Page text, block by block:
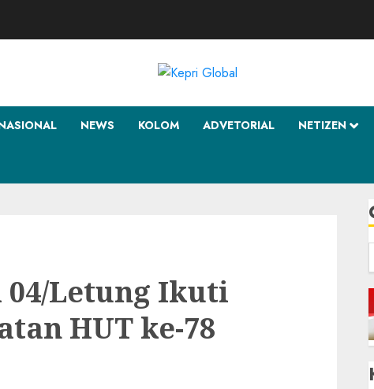
NEWS KOLOM ADVETORIAL NETIZEN
Letung Ikuti
HUT ke-78